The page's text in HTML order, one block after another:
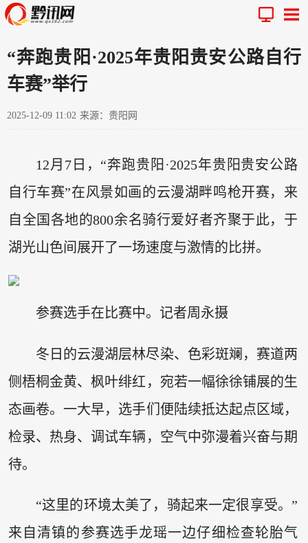
“奔跑贵阳·2025年贵阳贵安公路自行
车赛”举行
2025-12-09 11:02 来源：贵阳网
12月7日，“奔跑贵阳·2025年贵阳贵安公路
自行车赛”在风景如画的云漫湖畔鸣枪开赛，来
自全国各地的800余名骑行爱好者齐聚于此，于
湖光山色间展开了一场速度与激情的比拼。
参赛选手在比赛中。记者周永摄
冬日的云漫湖层林尽染、色彩斑斓，赛道两
侧梧桐金黄、枫叶绯红，宛若一幅徐徐铺展的生
态画卷。一大早，选手们便陆续抵达起点区域，
检录、热身、调试车辆，空气中弥漫着兴奋与期
待。
“这里的环境太美了，骑起来一定很享受。”
来自清镇的参赛选手龙瑶一边仔细检查轮胎气